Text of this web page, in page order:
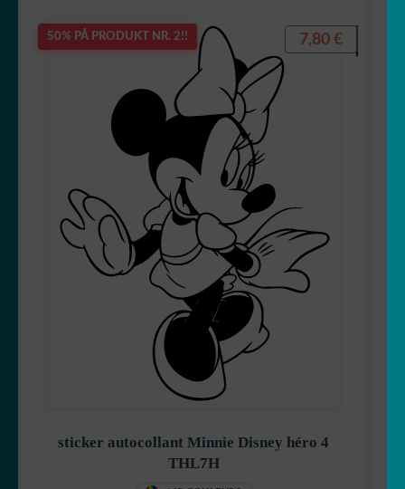
50% PÅ PRODUKT NR. 2!!
sticker autocollant Minnie Disney héro 4
THL7H
7,80 €